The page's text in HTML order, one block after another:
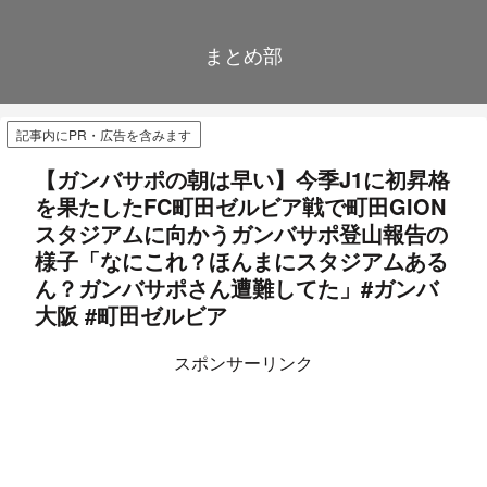
まとめ部
記事内にPR・広告を含みます
【ガンバサポの朝は早い】今季J1に初昇格
を果たしたFC町田ゼルビア戦で町田GION
スタジアムに向かうガンバサポ登山報告の
様子「なにこれ？ほんまにスタジアムある
ん？ガンバサポさん遭難してた」#ガンバ
大阪 #町田ゼルビア
スポンサーリンク